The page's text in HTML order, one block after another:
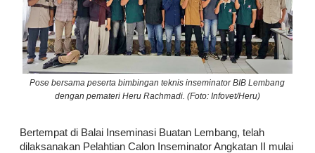
Pose bersama peserta bimbingan teknis inseminator BIB Lembang
dengan pemateri Heru Rachmadi. (Foto: Infovet/Heru)
Bertempat di Balai Inseminasi Buatan Lembang, telah
dilaksanakan Pelahtian Calon Inseminator Angkatan II mulai